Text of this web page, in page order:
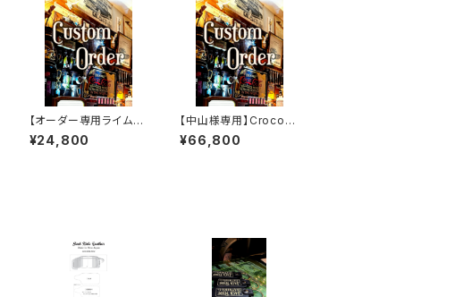
【オーダー専用ライム&
レッドSSW
¥24,800
【中山様専用】Crocodi
le.xxx.Edition// JAC
K.RIDE.SSW
¥66,800